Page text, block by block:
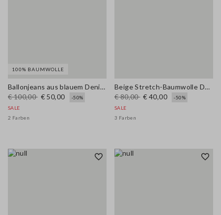
100% BAUMWOLLE
Ballonjeans aus blauem Denim in reiner Baumwolle, reguläre Passform
€ 100,00 € 50,00
-50%
SALE
2 Farben
Beige Stretch-Baumwolle Denim wide leg Jeans
€ 80,00 € 40,00
-50%
SALE
3 Farben